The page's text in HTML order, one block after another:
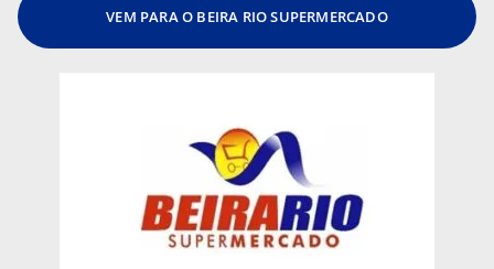
VEM PARA O BEIRA RIO SUPERMERCADO